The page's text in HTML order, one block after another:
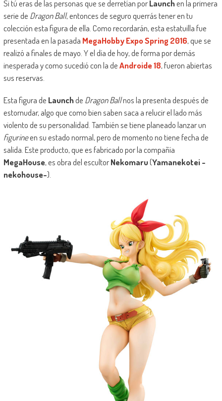
Si tú eras de las personas que se derretían porLaunchen la primera
serie de Dragon Ball, entonces de seguro querrás tener en tu
colección esta figura de ella. Como recordarán, esta estatuilla fue
presentada en la pasada MegaHobby Expo Spring 2016, que se
realizó a finales de mayo. Y el día de hoy, de forma por demás
inesperada y como sucedió con la deAndroide 18, fueron abiertas
sus reservas.
Esta figura de Launchde Dragon Ballnos la presenta después de
estornudar, algo que como bien saben saca a relucir el lado más
violento de su personalidad. También se tiene planeado lanzar un
figurineen su estado normal, pero de momento no tiene fecha de
salida. Este producto, que es fabricado por la compañía
MegaHouse, es obra del escultorNekomaru(Yamanekotei -
nekohouse-).